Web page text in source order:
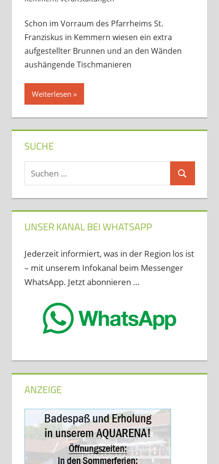
Schon im Vorraum des Pfarrheims St.
Franziskus in Kemmern wiesen ein extra
aufgestellter Brunnen und an den Wänden
aushängende Tischmanieren
Weiterlesen
SUCHE
Suchen
nach:
Suchen
UNSER KANAL BEI WHATSAPP
Jederzeit informiert, was in der Region los ist
– mit unserem Infokanal beim Messenger
WhatsApp. Jetzt abonnieren …
ANZEIGE